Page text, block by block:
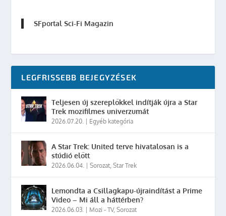
SFportal Sci-Fi Magazin
LEGFRISSEBB BEJEGYZÉSEK
Teljesen új szereplőkkel indítják újra a Star
Trek mozifilmes univerzumát
2026.07.20. Egyéb kategória
A Star Trek: United terve hivatalosan is a
stúdió előtt
2026.06.04. |Sorozat,Star Trek
Lemondta a Csillagkapu-újraindítást a Prime
Video – Mi áll a háttérben?
2026.06.03. Mozi - TV,Sorozat